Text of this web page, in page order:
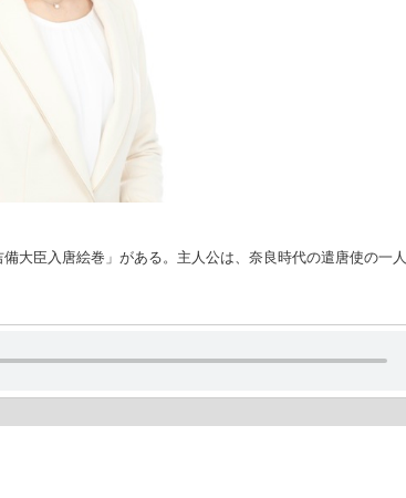
大臣入唐絵巻」がある。主人公は、奈良時代の遣唐使の一